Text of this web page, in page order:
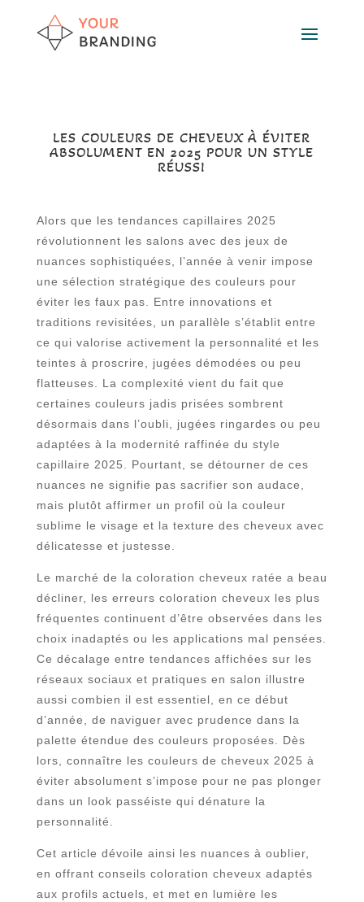
LES COULEURS DE CHEVEUX À ÉVITER
ABSOLUMENT EN 2025 POUR UN STYLE
RÉUSSI
Alors que les tendances capillaires 2025
révolutionnent les salons avec des jeux de
nuances sophistiquées, l’année à venir impose
une sélection stratégique des couleurs pour
éviter les faux pas. Entre innovations et
traditions revisitées, un parallèle s’établit entre
ce qui valorise activement la personnalité et les
teintes à proscrire, jugées démodées ou peu
flatteuses. La complexité vient du fait que
certaines couleurs jadis prisées sombrent
désormais dans l’oubli, jugées ringardes ou peu
adaptées à la modernité raffinée du style
capillaire 2025. Pourtant, se détourner de ces
nuances ne signifie pas sacrifier son audace,
mais plutôt affirmer un profil où la couleur
sublime le visage et la texture des cheveux avec
délicatesse et justesse.
Le marché de la coloration cheveux ratée a beau
décliner, les erreurs coloration cheveux les plus
fréquentes continuent d’être observées dans les
choix inadaptés ou les applications mal pensées.
Ce décalage entre tendances affichées sur les
réseaux sociaux et pratiques en salon illustre
aussi combien il est essentiel, en ce début
d’année, de naviguer avec prudence dans la
palette étendue des couleurs proposées. Dès
lors, connaître les couleurs de cheveux 2025 à
éviter absolument s’impose pour ne pas plonger
dans un look passéiste qui dénature la
personnalité.
Cet article dévoile ainsi les nuances à oublier,
en offrant conseils coloration cheveux adaptés
aux profils actuels, et met en lumière les